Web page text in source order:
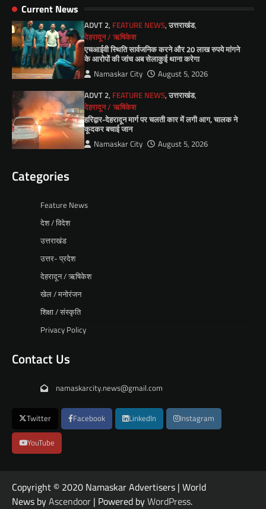
Current News
ADVT 2, FEATURE NEWS,उत्तराखंड,
देहरादून / ऋषिकेश
एचआईवी स्थिति सार्वजनिक करने और 20 लाख रुपये मांगने
के आरोपों की जांच अब सेलाकुई थाना करेगा
Namaskar City
August 5, 2026
ADVT 2, FEATURE NEWS,उत्तराखंड,
देहरादून / ऋषिकेश
हरिद्वार-देहरादून मार्ग पर चलती कार में लगी आग, चालक ने
कूदकर बचाई जान
Namaskar City August 5, 2026
Categories
Feature News
देश / विदेश
उत्तराखंड
उत्तर- प्रदेश
देहरादून / ऋषिकेश
खेल / मनोरंजन
शिक्षा / संस्कृति
Privacy Policy
Contact Us
namaskarcity.news@gmail.com
Twitter Facebook LinkedIn Instagram
YouTube
Copyright © 2020 Namaskar Advertisers | World
News byAscendoor | Powered byWordPress.